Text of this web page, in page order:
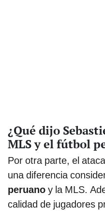
¿Qué dijo
MLS y el fútbol
Por otra parte, el
una diferencia
peruano y la MLS.
calidad de jugadores